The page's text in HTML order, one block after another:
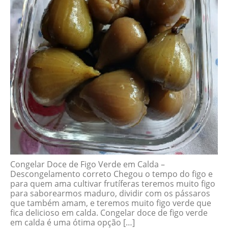
Congelar Doce de Figo Verde em Calda –
Descongelamento correto Chegou o tempo do figo e
para quem ama cultivar frutíferas teremos muito figo
para saborearmos maduro, dividir com os pássaros
que também amam, e teremos muito figo verde que
fica delicioso em calda. Congelar doce de figo verde
em calda é uma ótima opção […]